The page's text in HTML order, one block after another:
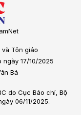
Tôn giáo
ngày 17/10/2025
Bá
do Cục Báo chí, Bộ
06/11/2025.